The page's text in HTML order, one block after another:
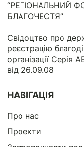
“РЕГІОНАЛЬНИЙ
БЛАГОЧЕСТЯ”
Свідоцтво про
реєстрацію
організації Серія
від 26.09.08
НАВІГАЦІЯ
Про нас
Проекти